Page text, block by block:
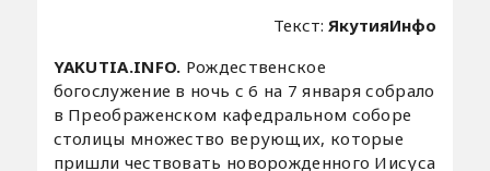
Текст: ЯкутияИнфо
YAKUTIA.INFO. Рождественское
богослужение в ночь с 6 на 7 января собрало
в Преображенском кафедральном соборе
столицы множество верующих, которые
пришли чествовать новорожденного Иисуса